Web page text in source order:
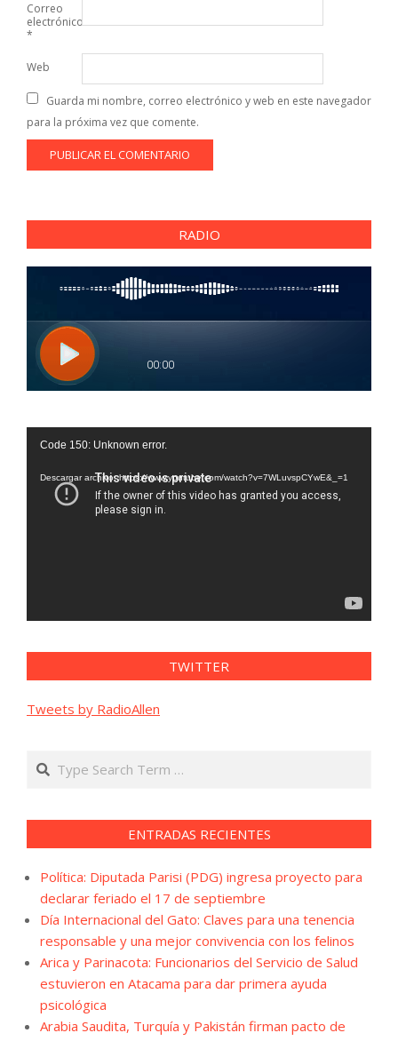
Correo
electrónico
*
Web
Guarda mi nombre, correo electrónico y web en este navegador
para la próxima vez que comente.
RADIO
Reproductor
vídeo
Code 150: Unknown error.
Descargar archivo: https://www.youtube.com/watch?v=7WLuvspCYwE&_=1
TWITTER
Tweets by RadioAllen
Search
ENTRADAS RECIENTES
Política: Diputada Parisi (PDG) ingresa proyecto para
declarar feriado el 17 de septiembre
Día Internacional del Gato: Claves para una tenencia
responsable y una mejor convivencia con los felinos
Arica y Parinacota: Funcionarios del Servicio de Salud
estuvieron en Atacama para dar primera ayuda
psicológica
Arabia Saudita, Turquía y Pakistán firman pacto de